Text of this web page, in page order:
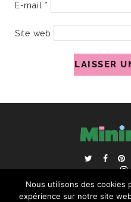
E-mail *
Site web
ACCUEIL
Nous utilisons des cookies
expérience sur notre site